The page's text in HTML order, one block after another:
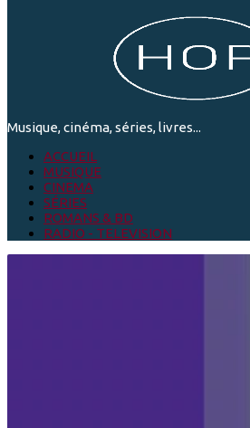
Musique, cinéma, séries, livres...
ACCUEIL
MUSIQUE
CINEMA
SÉRIES
ROMANS & BD
RADIO - TELEVISION